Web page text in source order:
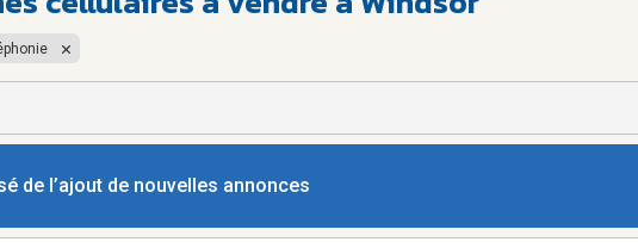
de l’ajout de nouvelles annonces